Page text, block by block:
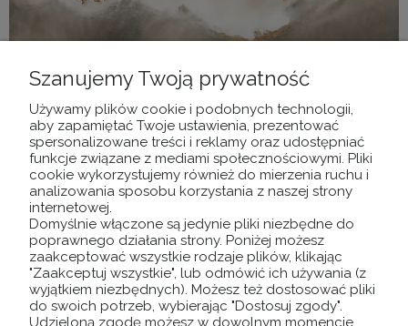
Fototapeta mural ESTILO wz21 - NA
WYMIAR
80,10 zł
Cena regularna:
89,00 zł
DO KOSZYKA
Szanujemy Twoją prywatność
Używamy plików cookie i podobnych technologii,
aby zapamiętać Twoje ustawienia, prezentować
spersonalizowane treści i reklamy oraz udostępniać
funkcje związane z mediami społecznościowymi. Pliki
cookie wykorzystujemy również do mierzenia ruchu i
analizowania sposobu korzystania z naszej strony
internetowej.
Domyślnie włączone są jedynie pliki niezbędne do
poprawnego działania strony. Poniżej możesz
zaakceptować wszystkie rodzaje plików, klikając
"Zaakceptuj wszystkie", lub odmówić ich używania (z
wyjątkiem niezbędnych). Możesz też dostosować pliki
do swoich potrzeb, wybierając "Dostosuj zgody".
Udzieloną zgodę możesz w dowolnym momencie